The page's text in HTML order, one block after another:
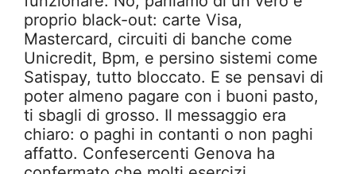
proprio black-out: carte Visa,
Mastercard, circuiti di banche come
Unicredit, Bpm, e persino sistemi come
Satispay, tutto bloccato. E se pensavi di
poter almeno pagare con i buoni pasto,
ti sbagli di grosso. Il messaggio era
chiaro: o paghi in contanti o non paghi
affatto. Confesercenti Genova ha